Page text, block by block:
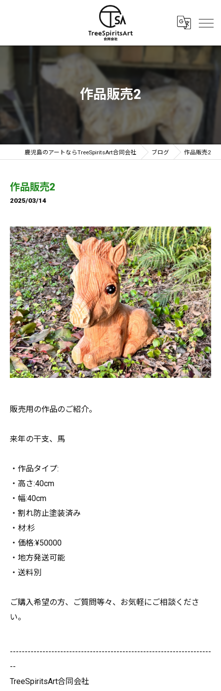
作品販売2
鹿児島のアートならTreeSpiritsArt合同会社 ブログ 作品販売2
作品販売2
2025/03/14
販売用の作品のご紹介。
来年の干支、馬
・作品タイプ:
・高さ:40cm
・幅:40cm
・割れ防止塗装済み
・材:杉
・価格:¥50000
・地方発送可能
・送料別
ご購入希望の方、ご質問等々、お気軽にご相談くださ
い。
--------------------------------------------------------------------
--
TreeSpiritsArt合同会社